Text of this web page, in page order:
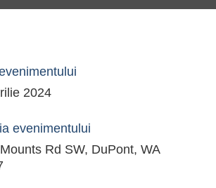
2024
evenimentului
Rd SW, DuPont, WA